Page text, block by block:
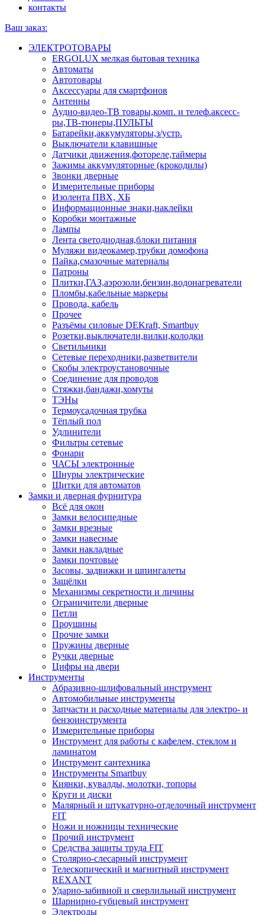
контакты
Ваш заказ:
ЭЛЕКТРОТОВАРЫ
ERGOLUX мелкая бытовая техника
Автоматы
Автотовары
Аксессуары для смартфонов
Антенны
Аудио-видео-ТВ товары,комп. и телеф.аксесс-
ры,ТВ-тюнеры,ПУЛЬТЫ
Батарейки,аккумуляторы,з/устр.
Выключатели клавишные
Датчики движения,фотореле,таймеры
Зажимы аккумуляторные (крокодилы)
Звонки дверные
Измерительные приборы
Изолента ПВХ, ХБ
Информационные знаки,наклейки
Коробки монтажные
Лампы
Лента светодиодная,блоки питания
Муляжи видеокамер,трубки домофона
Пайка,смазочные материалы
Патроны
Плитки,ГАЗ,аэрозоли,бензин,водонагреватели
Пломбы,кабельные маркеры
Провода, кабель
Прочее
Разъёмы силовые DEKraft, Smartbuy
Розетки,выключатели,вилки,колодки
Светильники
Сетевые переходники,разветвители
Скобы электроустановочные
Соединение для проводов
Стяжки,бандажи,хомуты
ТЭНы
Термоусадочная трубка
Тёплый пол
Удлинители
Фильтры сетевые
Фонари
ЧАСЫ электронные
Шнуры электрические
Щитки для автоматов
Замки и дверная фурнитура
Всё для окон
Замки велосипедные
Замки врезные
Замки навесные
Замки накладные
Замки почтовые
Засовы, задвижки и шпингалеты
Защёлки
Механизмы секретности и личины
Ограничители дверные
Петли
Проушины
Прочие замки
Пружины дверные
Ручки дверные
Цифры на двери
Инструменты
Абразивно-шлифовальный инструмент
Автомобильные инструменты
Запчасти и расходные материалы для электро- и
бензоинструмента
Измерительные приборы
Инструмент для работы с кафелем, стеклом и
ламинатом
Инструмент сантехника
Инструменты Smartbuy
Киянки, кувалды, молотки, топоры
Круги и диски
Малярный и штукатурно-отделочный инструмент
FIT
Ножи и ножницы технические
Прочий инструмент
Средства защиты труда FIT
Столярно-слесарный инструмент
Телескопический и магнитный инструмент
REXANT
Ударно-забивной и сверлильный инструмент
Шарнирно-губцевый инструмент
Электроды